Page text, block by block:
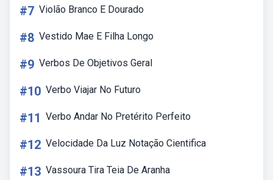
#7 Violão Branco E Dourado
#8 Vestido Mae E Filha Longo
#9 Verbos De Objetivos Geral
#10 Verbo Viajar No Futuro
#11 Verbo Andar No Pretérito Perfeito
#12 Velocidade Da Luz Notação Cientifica
#13 Vassoura Tira Teia De Aranha